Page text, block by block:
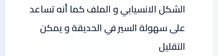
الشكل الانسيابي و الملف كما أنه تساعد
على سهولة السير في الحديقة و يمكن
التقليل